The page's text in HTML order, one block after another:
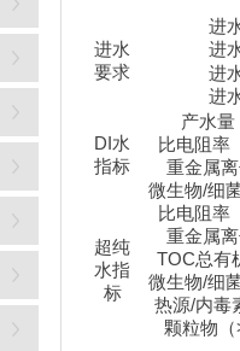
进水
要求
进
进
进
进
DI 水
指标
产水量
比电阻率
重金属
微生物/细
超纯
水指
标
比电阻率
重金属
TOC总有
微生物/细
热源/内毒
颗粒物（